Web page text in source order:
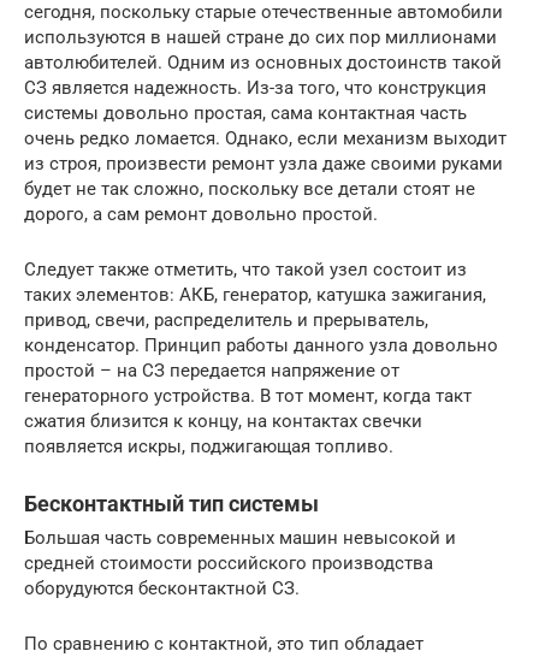
сегодня, поскольку старые отечественные автомобили
используются в нашей стране до сих пор миллионами
автолюбителей. Одним из основных достоинств такой
СЗ является надежность. Из-за того, что конструкция
системы довольно простая, сама контактная часть
очень редко ломается. Однако, если механизм выходит
из строя, произвести ремонт узла даже своими руками
будет не так сложно, поскольку все детали стоят не
дорого, а сам ремонт довольно простой.
Следует также отметить, что такой узел состоит из
таких элементов: АКБ, генератор, катушка зажигания,
привод, свечи, распределитель и прерыватель,
конденсатор. Принцип работы данного узла довольно
простой – на СЗ передается напряжение от
генераторного устройства. В тот момент, когда такт
сжатия близится к концу, на контактах свечки
появляется искры, поджигающая топливо.
Бесконтактный тип системы
Большая часть современных машин невысокой и
средней стоимости российского производства
оборудуются бесконтактной СЗ.
По сравнению с контактной, это тип обладает